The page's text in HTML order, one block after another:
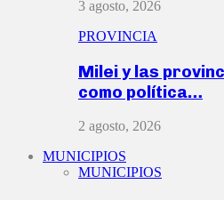
3 agosto, 2026
PROVINCIA
Milei y las
como política…
2 agosto, 2026
MUNICIPIOS
MUNICIPIOS